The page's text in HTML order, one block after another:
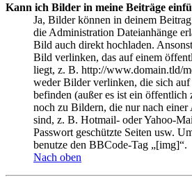
Kann ich Bilder in meine Beiträge
Ja, Bilder können in deinem
die Administration Dateianhänge
Bild auch direkt hochladen.
Bild verlinken, das auf einem
liegt, z. B. http://www.domain.tld/
weder Bilder verlinken, die sich auf
befinden (außer es ist ein öffentlich
noch zu Bildern, die nur nach
sind, z. B. Hotmail- oder Yahoo-
Passwort geschützte Seiten usw.
benutze den BBCode-Tag „[img]“.
Nach oben